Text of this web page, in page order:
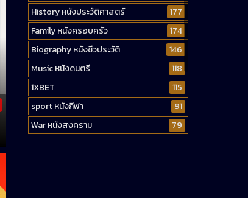
History หนังประวัติศาสตร์
177
Family หนังครอบครัว
174
Biography หนังชีวประวัติ
146
Music หนังดนตรี
118
1XBET
115
sport หนังกีฬา
91
War หนังสงคราม
79